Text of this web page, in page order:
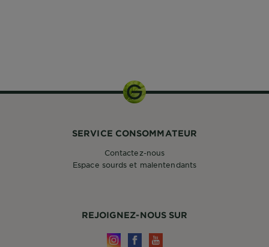
REJOIGNEZ-NOUS SUR
SERVICE CONSOMMATEUR
Contactez-nous
Espace sourds et malentendants